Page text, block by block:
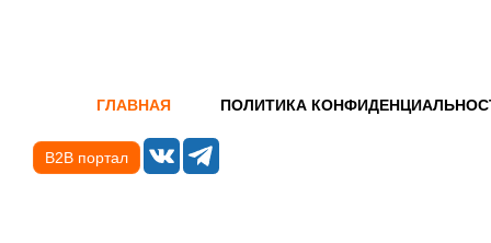
ГЛАВНАЯ ПОЛИТИКА
B2B портал